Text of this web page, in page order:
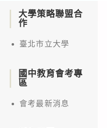
大學策略聯盟合
作
臺北市立大學
國中教育會考專
區
會考最新消息